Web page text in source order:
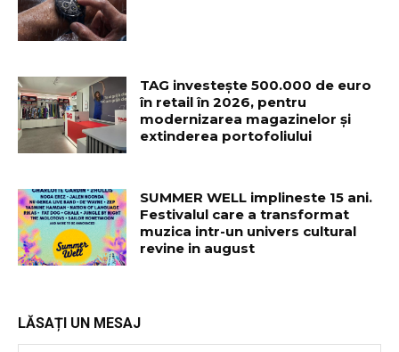
TAG investește 500.000 de euro
în retail în 2026, pentru
modernizarea magazinelor și
extinderea portofoliului
SUMMER WELL implineste 15 ani.
Festivalul care a transformat
muzica intr-un univers cultural
revine in august
LĂSAȚI UN MESAJ